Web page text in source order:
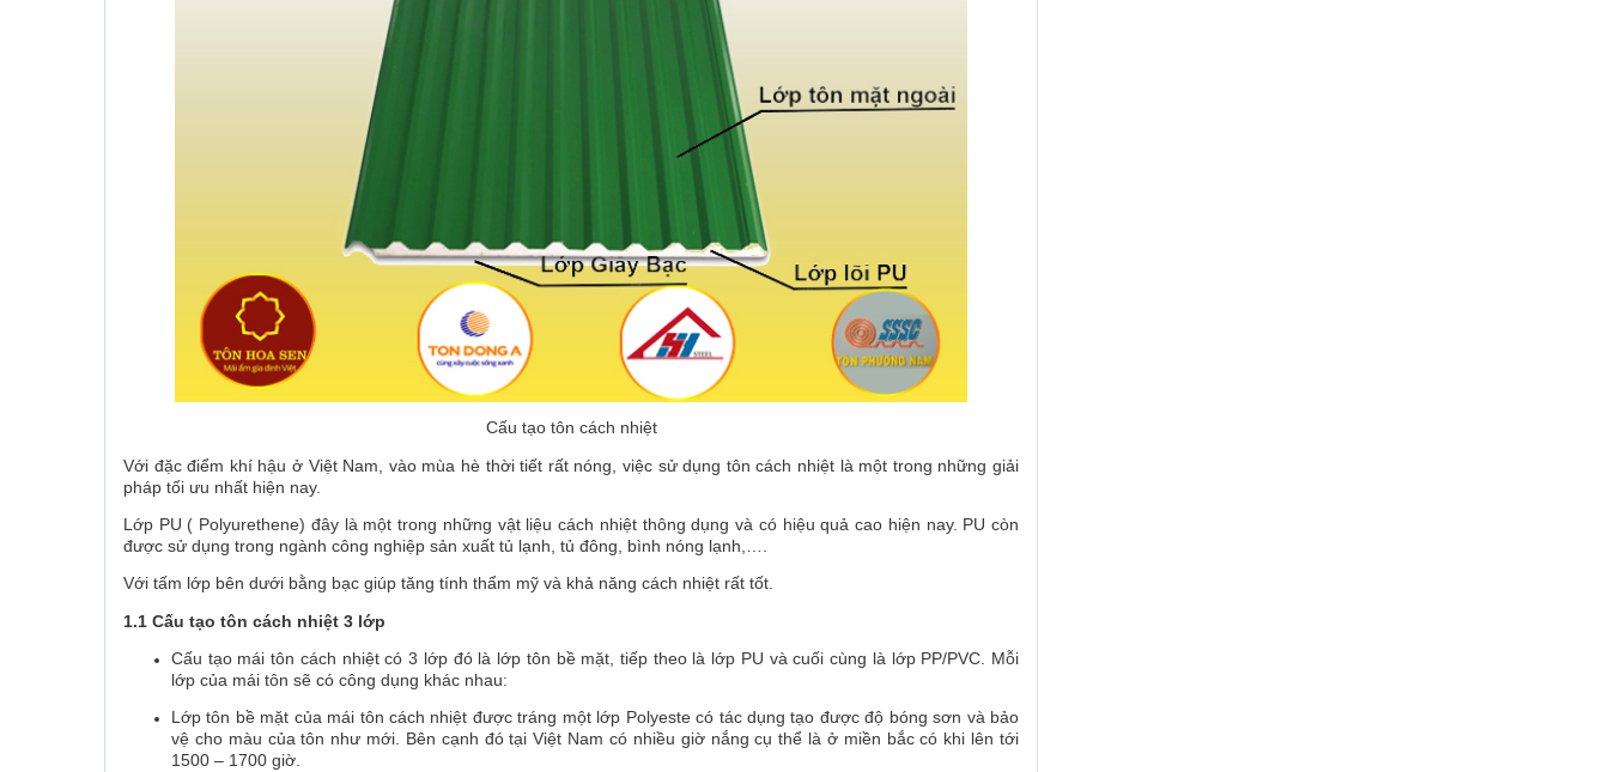
Cấu tạo tôn cách nhiệt
Với đặc điểm khí hậu ở Việt Nam, vào mùa hè thời tiết rất nóng, việc sử dụng tôn cách nhiệt là một trong những giải
pháp tối ưu nhất hiện nay.
Lớp PU ( Polyurethene) đây là một trong những vật liệu cách nhiệt thông dụng và có hiệu quả cao hiện nay. PU còn
được sử dụng trong ngành công nghiệp sản xuất tủ lạnh, tủ đông, bình nóng lạnh,….
Với tấm lớp bên dưới bằng bạc giúp tăng tính thẩm mỹ và khả năng cách nhiệt rất tốt.
1.1 Cấu tạo tôn cách nhiệt 3 lớp
Cấu tạo mái tôn cách nhiệt có 3 lớp đó là lớp tôn bề mặt, tiếp theo là lớp PU và cuối cùng là lớp PP/PVC. Mỗi
lớp của mái tôn sẽ có công dụng khác nhau:
Lớp tôn bề mặt của mái tôn cách nhiệt được tráng một lớp Polyeste có tác dụng tạo được độ bóng sơn và bảo
vệ cho màu của tôn như mới. Bên cạnh đó tại Việt Nam có nhiều giờ nắng cụ thể là ở miền bắc có khi lên tới
1500 – 1700 giờ.